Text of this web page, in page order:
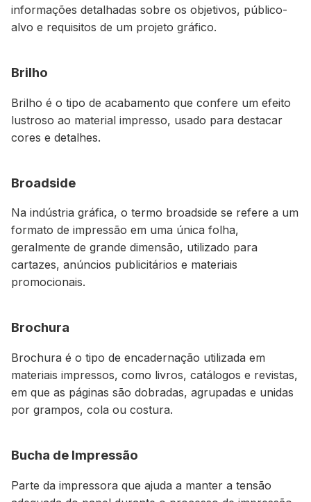
informações detalhadas sobre os objetivos, público-
alvo e requisitos de um projeto gráfico.
Brilho
Brilho é o tipo de acabamento que confere um efeito
lustroso ao material impresso, usado para destacar
cores e detalhes.
Broadside
Na indústria gráfica, o termo broadside se refere a um
formato de impressão em uma única folha,
geralmente de grande dimensão, utilizado para
cartazes, anúncios publicitários e materiais
promocionais.
Brochura
Brochura é o tipo de encadernação utilizada em
materiais impressos, como livros, catálogos e revistas,
em que as páginas são dobradas, agrupadas e unidas
por grampos, cola ou costura.
Bucha de Impressão
Parte da impressora que ajuda a manter a tensão